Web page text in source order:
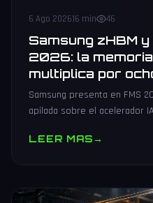
6 Ago 202616 min 46
Samsung zHBM y
2026: la
multiplica por
Samsung presenta en FMS
apilada sobre el acelerador
LEER MAS→